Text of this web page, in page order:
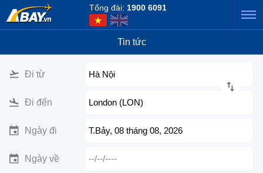
Tổng đài: 1900 6091
Tin tức
Đi từ Hà Nội
Đi đến London (LON)
Ngày đi T.Bảy, 08 tháng 08, 2026
Ngày về --/--/----